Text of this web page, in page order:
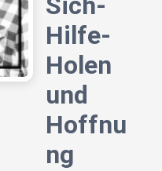
Hilfe-
Holen
und
Hoffnu
ng